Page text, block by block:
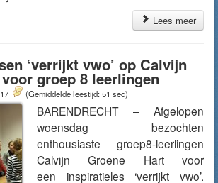
Lees meer
‘verrijkt vwo’ op Calvijn
groep 8 leerlingen
(Gemiddelde leestijd: 51 sec)
BARENDRECHT – Afgelopen
woensdag bezochten
enthousiaste groep8-leerlingen
Calvijn Groene Hart voor
een inspiratieles ‘verrijkt vwo’.